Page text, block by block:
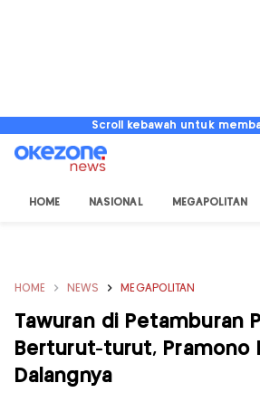
Scroll kebawah untuk
HOME NASIONAL MEGAPOLITAN
HOME NEWS MEGAPOLITAN
Tawuran di Petamburan
Berturut-turut, Pramono
Dalangnya